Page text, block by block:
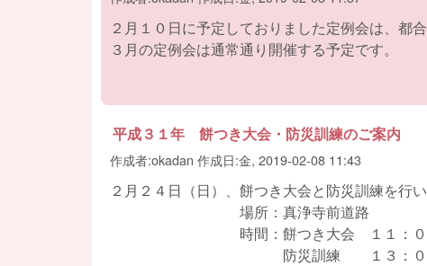
２月１０日に予定しておりました定例会は、都
３月の定例会は通常通り開催する予定です。
平成３１年 餅つき大会・防災訓練のご案内
作成者:okadan 作成日:金, 2019-02-08 11:43
２月２４日（日）、餅つき大会と防災訓練を行
場所：真浄寺前道路
時間：餅つき大会 １１：００～
防災訓練 １３：００